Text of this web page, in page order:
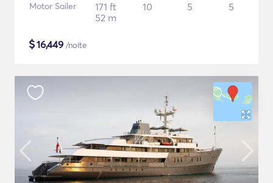
Motor Sailer
171 ft
52 m
10 5 5
$16,449 /noite